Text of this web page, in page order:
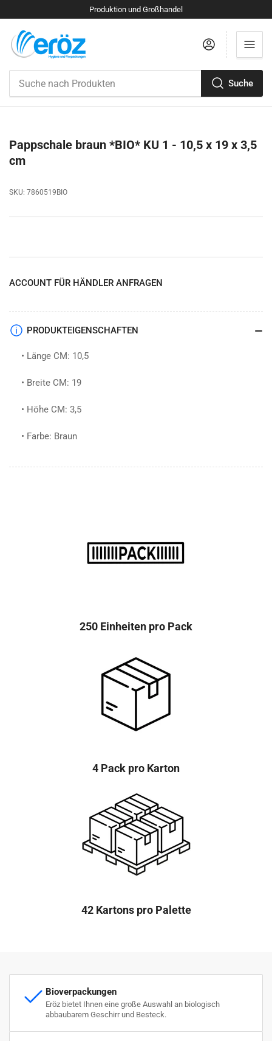
Produktion und Großhandel
Suche
Anmelden
Pappschale braun *BIO* KU 1 - 10,5 x 19 x 3,5
cm
SKU: 7860519BIO
ACCOUNT FÜR HÄNDLER ANFRAGEN
PRODUKTEIGENSCHAFTEN
• Länge CM: 10,5
• Breite CM: 19
• Höhe CM: 3,5
• Farbe: Braun
250 Einheiten pro Pack
4 Pack pro Karton
42 Kartons pro Palette
Bioverpackungen
Eröz bietet Ihnen eine große Auswahl an biologisch
abbaubarem Geschirr und Besteck.